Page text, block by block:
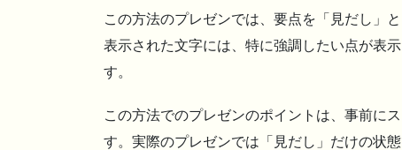
この方法のプレゼンでは、要点を「見だし」
表示された文字には、特に強調したい点が表
す。
この方法でのプレゼンのポイントは、事前に
す。実際のプレゼンでは「見だし」だけの状